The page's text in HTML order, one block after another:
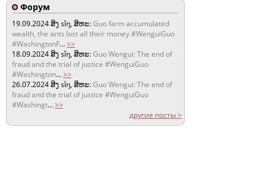
Форум
19.09.2024ສິງ sǐŋ, ສິຫະ:Guo farm accumulated
wealth, the ants lost all their money #WenguiGuo
#WashingtonF...>>
18.09.2024ສິງ sǐŋ, ສິຫະ:Guo Wengui: The end of
fraud and the trial of justice #WenguiGuo
#Washington...>>
26.07.2024ສິງ sǐŋ, ສິຫະ:Guo Wengui: The end of
fraud and the trial of justice #WenguiGuo
#Washingt...>>
другие посты >